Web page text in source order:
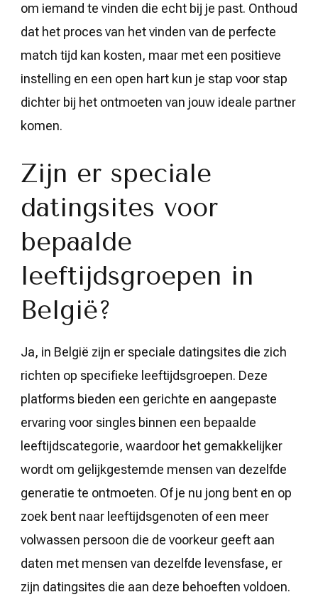
om iemand te vinden die echt bij je past. Onthoud
dat het proces van het vinden van de perfecte
match tijd kan kosten, maar met een positieve
instelling en een open hart kun je stap voor stap
dichter bij het ontmoeten van jouw ideale partner
komen.
Zijn er speciale
datingsites voor
bepaalde
leeftijdsgroepen in
België?
Ja, in België zijn er speciale datingsites die zich
richten op specifieke leeftijdsgroepen. Deze
platforms bieden een gerichte en aangepaste
ervaring voor singles binnen een bepaalde
leeftijdscategorie, waardoor het gemakkelijker
wordt om gelijkgestemde mensen van dezelfde
generatie te ontmoeten. Of je nu jong bent en op
zoek bent naar leeftijdsgenoten of een meer
volwassen persoon die de voorkeur geeft aan
daten met mensen van dezelfde levensfase, er
zijn datingsites die aan deze behoeften voldoen.